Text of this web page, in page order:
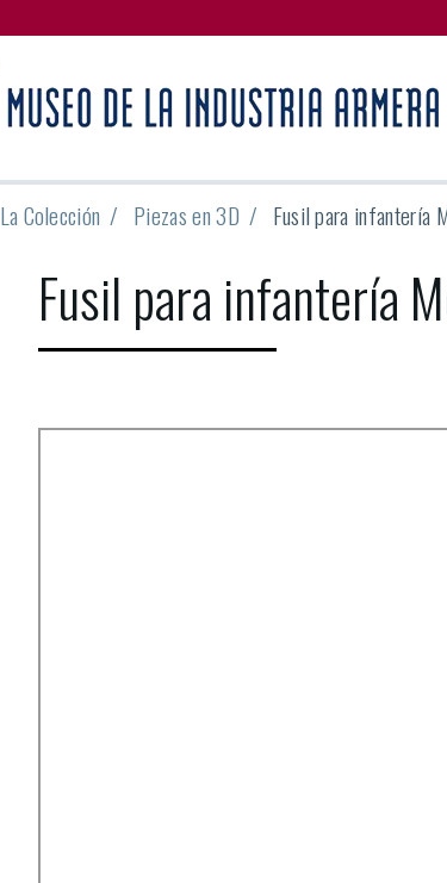
La Colección Piezas en 3D Fusil para infantería
Fusil para infantería